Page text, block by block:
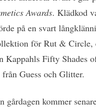
Awards. Klädkod
på en svart
för Rut & Circle,
Kappahls Fifty Shades
från Guess och Glitter.
gårdagen kommer